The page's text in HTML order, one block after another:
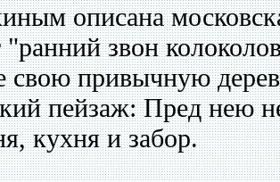
описана
"ранний звон
свою привычную
пейзаж: Пред нею
кухня и забор.